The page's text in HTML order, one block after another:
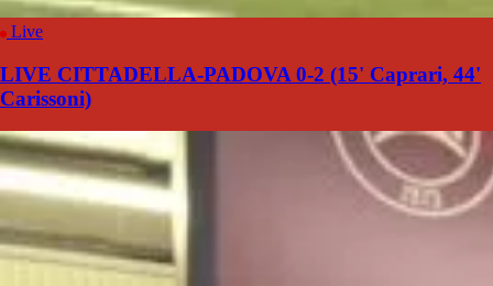
Live
LIVE CITTADELLA-PADOVA 0-2 (15' Caprari, 44'
Carissoni)